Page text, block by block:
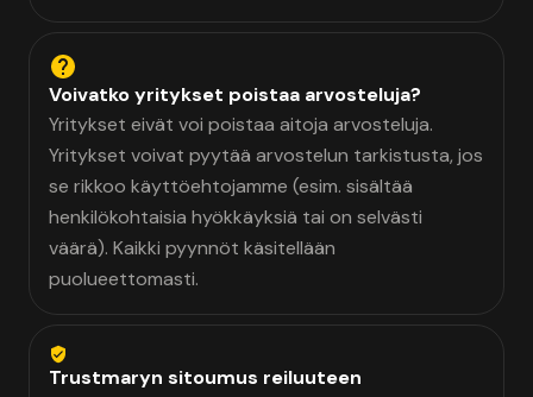
Voivatko yritykset poistaa arvosteluja?
Yritykset eivät voi poistaa aitoja arvosteluja.
Yritykset voivat pyytää arvostelun tarkistusta, jos
se rikkoo käyttöehtojamme (esim. sisältää
henkilökohtaisia hyökkäyksiä tai on selvästi
väärä). Kaikki pyynnöt käsitellään
puolueettomasti.
Trustmaryn sitoumus reiluuteen